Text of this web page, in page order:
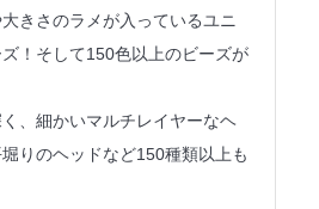
きさのラメが入っているユニ
！そして150色以上のビーズが
、細かいマルチレイヤーなヘ
りのヘッドなど150種類以上も